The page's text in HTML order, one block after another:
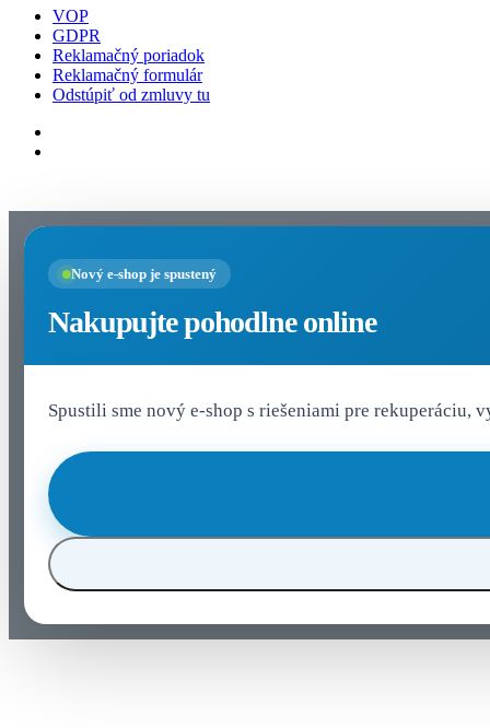
VOP
GDPR
Reklamačný poriadok
Reklamačný formulár
Odstúpiť od zmluvy tu
Nový e-shop je spustený
Nakupujte pohodlne online
Spustili sme nový e-shop s riešeniami pre rekuperáciu,